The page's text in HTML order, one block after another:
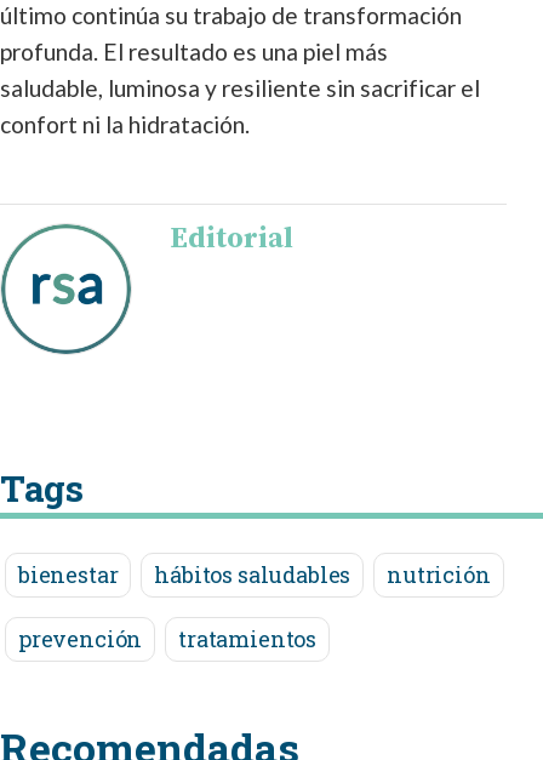
último continúa su trabajo de transformación
profunda. El resultado es una piel más
saludable, luminosa y resiliente sin sacrificar el
confort ni la hidratación.
Editorial
Tags
bienestar hábitos saludables nutrición
prevención tratamientos
Recomendadas